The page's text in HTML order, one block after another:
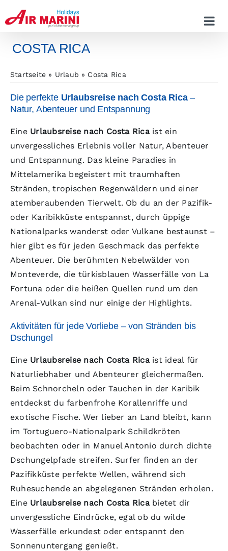
Inhalt
COSTA RICA
Startseite Urlaub Costa Rica
Die perfekte Urlaubsreise nach Costa Rica–
Natur, Abenteuer und Entspannung
Eine Urlaubsreise nach Costa Ricaist ein
unvergessliches Erlebnis voller Natur, Abenteuer
und Entspannung. Das kleine Paradies in
Mittelamerika begeistert mit traumhaften
Stränden, tropischen Regenwäldern und einer
atemberaubenden Tierwelt. Ob du an der Pazifik-
oder Karibikküste entspannst, durch üppige
Nationalparks wanderst oder Vulkane bestaunst –
hier gibt es für jeden Geschmack das perfekte
Abenteuer. Die berühmten Nebelwälder von
Monteverde, die türkisblauen Wasserfälle von La
Fortuna oder die heißen Quellen rund um den
Arenal-Vulkan sind nur einige der Highlights.
Aktivitäten für jede Vorliebe – von Stränden bis
Dschungel
Eine Urlaubsreise nach Costa Ricaist ideal für
Naturliebhaber und Abenteurer gleichermaßen.
Beim Schnorcheln oder Tauchen in der Karibik
entdeckst du farbenfrohe Korallenriffe und
exotische Fische. Wer lieber an Land bleibt, kann
im Tortuguero-Nationalpark Schildkröten
beobachten oder in Manuel Antonio durch dichte
Dschungelpfade streifen. Surfer finden an der
Pazifikküste perfekte Wellen, während sich
Ruhesuchende an abgelegenen Stränden erholen.
Eine Urlaubsreise nach Costa Ricabietet dir
unvergessliche Eindrücke, egal ob du wilde
Wasserfälle erkundest oder entspannt den
Sonnenuntergang genießt.